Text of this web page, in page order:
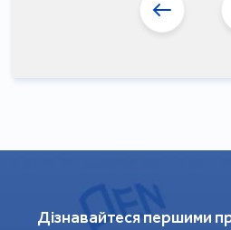
Дізнавайтеся першими